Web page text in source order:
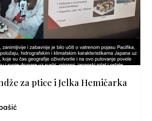
za ptice i Jelka Hemičarka